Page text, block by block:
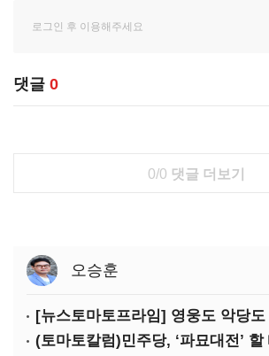
댓글 0
0/0 댓글 더보기
오승훈
[뉴스토마토프라임] 영웅도 악당도
(토마토칼럼)민주당, ‘파묘대전’ 할